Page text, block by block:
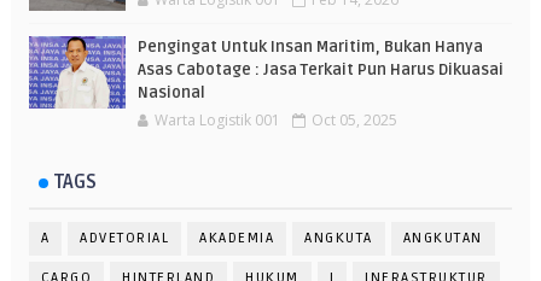
Pengingat Untuk Insan Maritim, Bukan Hanya
Asas Cabotage : Jasa Terkait Pun Harus Dikuasai
Nasional
Warta Logistik 001 Oct 05, 2025
TAGS
A ADVETORIAL AKADEMIA ANGKUTA ANGKUTAN